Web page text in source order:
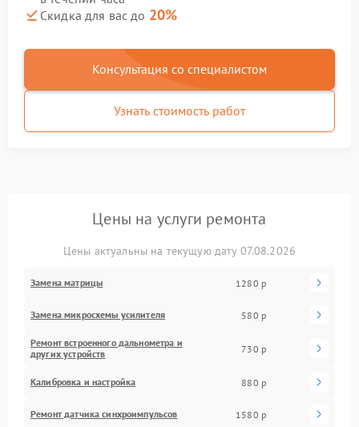
Скидка для вас до 20%
Консультация со специалистом
Узнать стоимость работ
Цены на услуги ремонта
Цены актуальны на текущую дату 07.08.2026
Замена матрицы 1280 р
Замена микросхемы усилителя 580 р
Ремонт встроенного дальнометра и
других устройств
730 р
Калибровка и настройка 880 р
Ремонт датчика синхроимпульсов 1580 р